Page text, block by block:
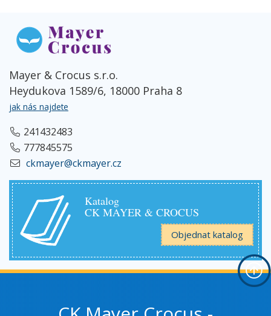
Mayer & Crocus s.r.o.
Heydukova 1589/6, 18000 Praha 8
jak nás najdete
241432483
777845575
ckmayer@ckmayer.cz
Katalog
CK MAYER & CROCUS
Objednat katalog